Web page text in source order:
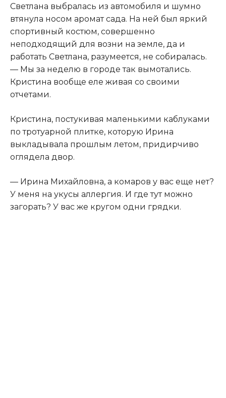
Светлана выбралась из автомобиля и шумно
втянула носом аромат сада. На ней был яркий
спортивный костюм, совершенно
неподходящий для возни на земле, да и
работать Светлана, разумеется, не собиралась.
— Мы за неделю в городе так вымотались.
Кристина вообще еле живая со своими
отчетами.
Кристина, постукивая маленькими каблуками
по тротуарной плитке, которую Ирина
выкладывала прошлым летом, придирчиво
оглядела двор.
— Ирина Михайловна, а комаров у вас еще нет?
У меня на укусы аллергия. И где тут можно
загорать? У вас же кругом одни грядки.